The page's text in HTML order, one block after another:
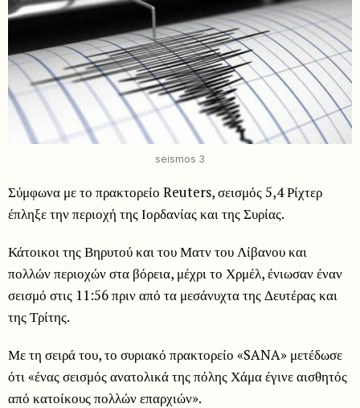
seismos 3
Σύμφωνα με το πρακτορείο Reuters, σεισμός 5,4 Ρίχτερ
έπληξε την περιοχή της Ιορδανίας και της Συρίας.
Κάτοικοι της Βηρυτού και του Ματν του Λίβανου και
πολλών περιοχών στα βόρεια, μέχρι το Χρμέλ, ένιωσαν έναν
σεισμό στις 11:56 πριν από τα μεσάνυχτα της Δευτέρας και
της Τρίτης.
Με τη σειρά του, το συριακό πρακτορείο «SANA» μετέδωσε
ότι «ένας σεισμός ανατολικά της πόλης Χάμα έγινε αισθητός
από κατοίκους πολλών επαρχιών».